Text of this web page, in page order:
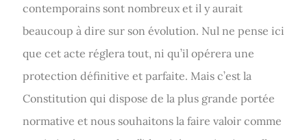
contemporains sont nombreux et il y aurait
beaucoup à dire sur son évolution. Nul ne pense ici
que cet acte réglera tout, ni qu’il opérera une
protection définitive et parfaite. Mais c’est la
Constitution qui dispose de la plus grande portée
normative et nous souhaitons la faire valoir comme